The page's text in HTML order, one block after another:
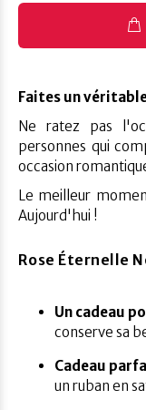
Faites un
Ne ratez pas
personnes qui
occasion
Le meilleur
Aujourd'hui !
Rose Éternelle
Un cadeau
conserve sa
Cadeau
un ruban en